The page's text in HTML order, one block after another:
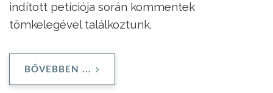
indított petíciója során kommentek
tömkelegével találkoztunk.
BŐVEBBEN ...